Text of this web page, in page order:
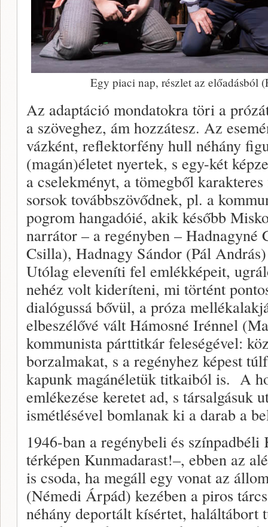
Egy piaci nap, részlet az előadásból
Az adaptáció mondatokra töri a
a szöveghez, ám hozzátesz. Az
vázként, reflektorfény hull néhány
(magán)életet nyertek, s egy-két
a cselekményt, a tömegből
sorsok továbbszövődnek, pl. a
pogrom hangadóié, akik később
narrátor – a regényben – Hadnagyné
Csilla), Hadnagy Sándor (Pál
Utólag eleveníti fel emlékképeit,
nehéz volt kideríteni, mi történt
dialógussá bővül, a próza
elbeszélővé vált Hámosné Irénnel
kommunista párttitkár feleségével:
borzalmakat, s a regényhez képest
kapunk magánéletük titkaiból is. A
emlékezése keretet ad, s társalgásuk
ismétlésével bomlanak ki a darab a
1946-ban a regénybeli és színpadbéli
térképen Kunmadarast!–, ebben az
is csoda, ha megáll egy vonat az
(Némedi Árpád) kezében a piros
néhány deportált kísértet, haláltábort